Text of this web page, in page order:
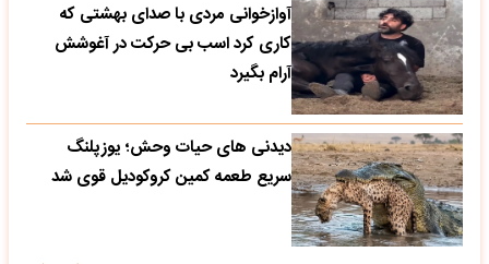
آوازخوانی مردی با صدای بهشتی که
کاری کرد اسب بی حرکت در آغوشش
آرام بگیرد
دیدنی های حیات وحش؛ یوزپلنگ
سریع طعمه کمین کروکودیل قوی شد